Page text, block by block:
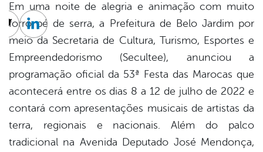
Em uma noite de alegria e animação com muito
forró pé de serra, a Prefeitura de Belo Jardim por
meio da Secretaria de Cultura, Turismo, Esportes e
Empreendedorismo (Secultee), anunciou a
programação oficial da 53ª Festa das Marocas que
acontecerá entre os dias 8 a 12 de julho de 2022 e
contará com apresentações musicais de artistas da
terra, regionais e nacionais. Além do palco
tradicional na Avenida Deputado José Mendonça,
Twitter
Linkedin